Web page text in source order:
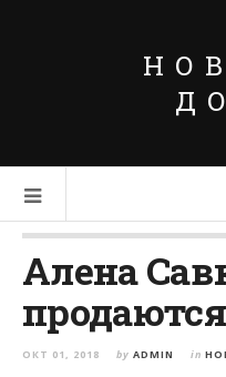
Алена
ОКТ 01, 2018 by ADMIN in